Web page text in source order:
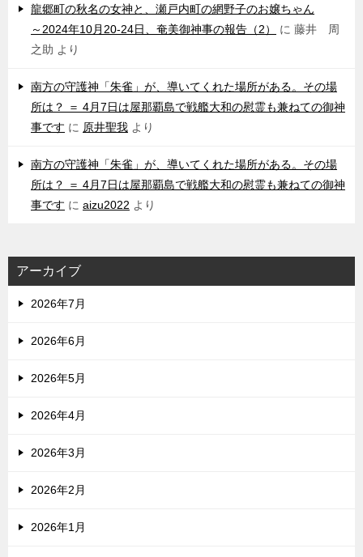
龍郷町の秋名の女神と、瀬戸内町の網野子のお嬢ちゃん
～2024年10月20-24日、奄美御神事の報告（2）
に 藤井 周
之助 より
南方の守護神「朱雀」が、導いてくれた場所がある。その場
所は？ ＝ 4月7日は屋那覇島で戦艦大和の慰霊も兼ねての御神
事です に 原井聖我 より
南方の守護神「朱雀」が、導いてくれた場所がある。その場
所は？ ＝ 4月7日は屋那覇島で戦艦大和の慰霊も兼ねての御神
事です に aizu2022 より
アーカイブ
2026年7月
2026年6月
2026年5月
2026年4月
2026年3月
2026年2月
2026年1月